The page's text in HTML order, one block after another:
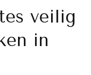
veilig
in